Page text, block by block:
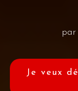
par
Je veux